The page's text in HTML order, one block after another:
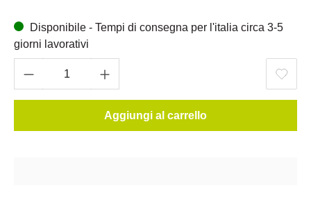
Disponibile - Tempi di consegna per l'italia circa 3-5
giorni lavorativi
Aggiungi al carrello